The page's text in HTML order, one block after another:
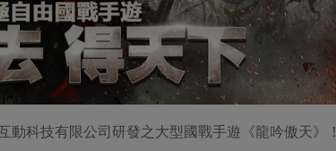
動科技有限公司研發之大型國戰手遊《龍吟傲天》！